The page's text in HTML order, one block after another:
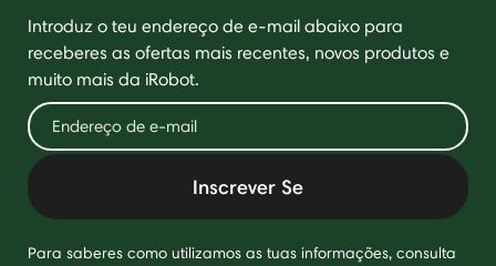
Introduz o teu endereço de e-mail abaixo para
receberes as ofertas mais recentes, novos produtos e
muito mais da iRobot.
Inscrever Se
Para saberes como utilizamos as tuas informações, consulta